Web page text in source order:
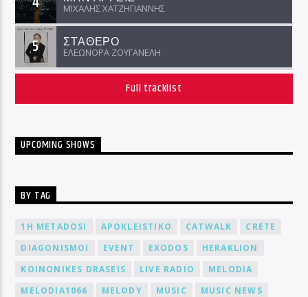
ΜΙΧΑΛΗΣ ΧΑΤΖΗΓΙΑΝΝΗΣ
5 ΣΤΑΘΕΡΟ
ΕΛΕΩΝΟΡΑ ΖΟΥΓΑΝΕΛΗ
Full tracklist
UPCOMING SHOWS
BY TAG
1H METADOSI APOKLEISTIKO CATWALK
CRETE
DIAGONISMOI
EVENT EXODOS
HERAKLION
KOINONIKES DRASEIS
LIVE RADIO
MELODIA
MELODIA1066
MELODY MUSIC
MUSIC NEWS